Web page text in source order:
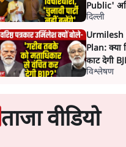
Public'
CJP!
दिल्ली
Urmilesh
Plan: क्या
काट देगी
विश्लेषण
ताजा वीडियो